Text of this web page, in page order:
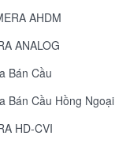
AHDM
ANALOG
Bán Cầu
Bán Cầu Hồng Ngoại
HD-CVI